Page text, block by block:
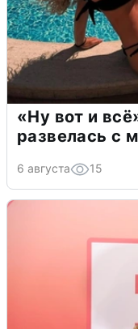
«Ну вот и
развелась с
6 августа 15